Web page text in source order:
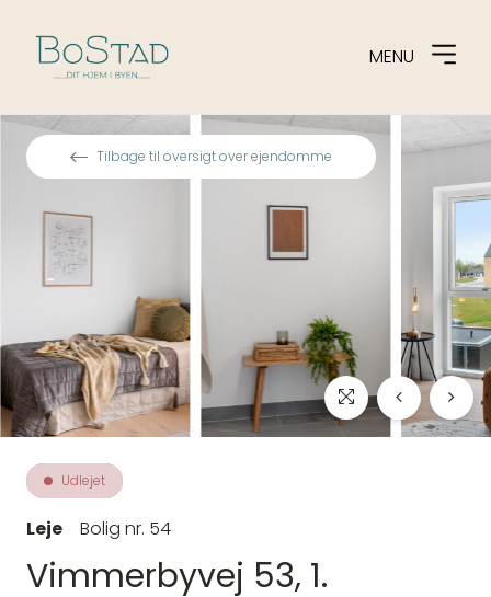
Spring til indhold
MENU
Tilbage til oversigt over ejendomme
Udlejet
Leje Bolig nr. 54
Vimmerbyvej 53, 1.